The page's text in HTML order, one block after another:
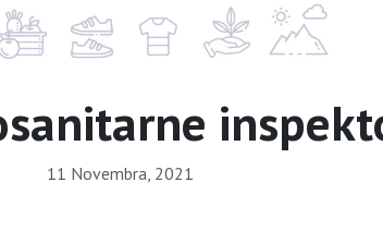
11 Novembra, 2021